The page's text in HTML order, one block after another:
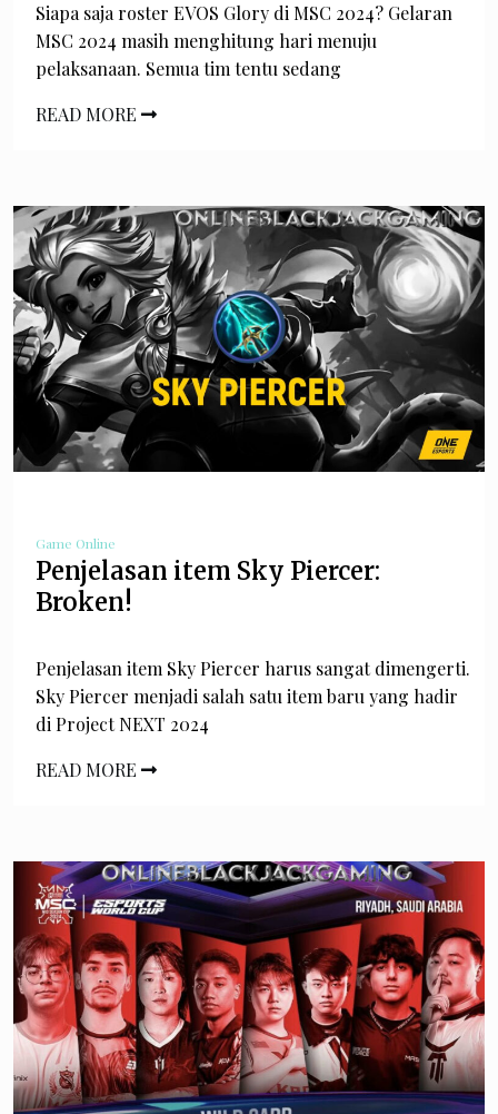
Siapa saja roster EVOS Glory di MSC 2024? Gelaran
MSC 2024 masih menghitung hari menuju
pelaksanaan. Semua tim tentu sedang
READ MORE
Game Online
Penjelasan item Sky Piercer:
Broken!
Penjelasan item Sky Piercer harus sangat dimengerti.
Sky Piercer menjadi salah satu item baru yang hadir
di Project NEXT 2024
READ MORE